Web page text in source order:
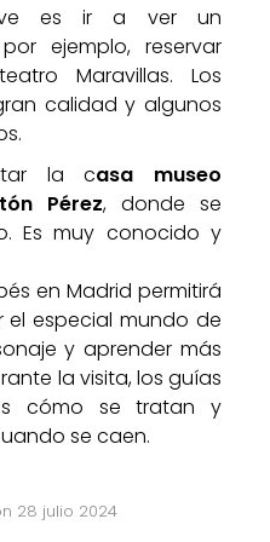
es ir a ver un
ejemplo, reservar
Maravillas. Los
calidad y algunos
la casa museo
Pérez, donde se
Es muy conocido y
en Madrid permitirá
el especial mundo de
y aprender más
la visita, los guías
cómo se tratan y
se caen.
28 julio 2024